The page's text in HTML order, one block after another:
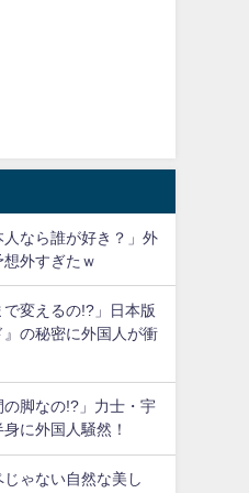
人なら誰が好き？」外
想外すぎたｗ
で変えるの!?」日本版
』の秘密に外国人が衝
の脚なの!?」力士・宇
に外国人騒然！
じゃない自然な美し